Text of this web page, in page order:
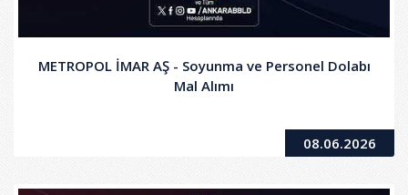
METROPOL İMAR AŞ - Soyunma ve Personel Dolabı
Mal Alımı
08.06.2026